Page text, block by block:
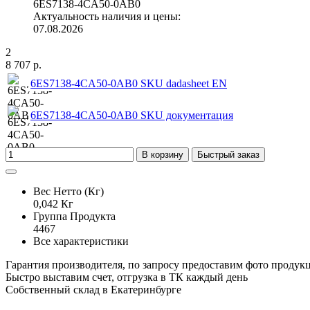
6ES7138-4CA50-0AB0
Актуальность наличия и цены:
07.08.2026
2
8 707 р.
6ES7138-4CA50-0AB0 SKU dadasheet EN
6ES7138-4CA50-0AB0 SKU документация
В корзину Быстрый заказ
Вес Нетто (Кг)
0,042 Кг
Группа Продукта
4467
Все характеристики
Гарантия производителя, по запросу предоставим фото
Быстро выставим счет, отгрузка в ТК каждый день
Собственный склад в Екатеринбурге